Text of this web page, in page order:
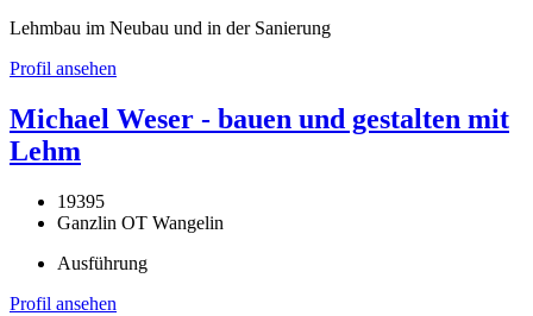
Lehmbau im Neubau und in der Sanierung
Profil ansehen
Michael Weser - bauen und gestalten mit
Lehm
19395
Ganzlin OT Wangelin
Ausführung
Profil ansehen